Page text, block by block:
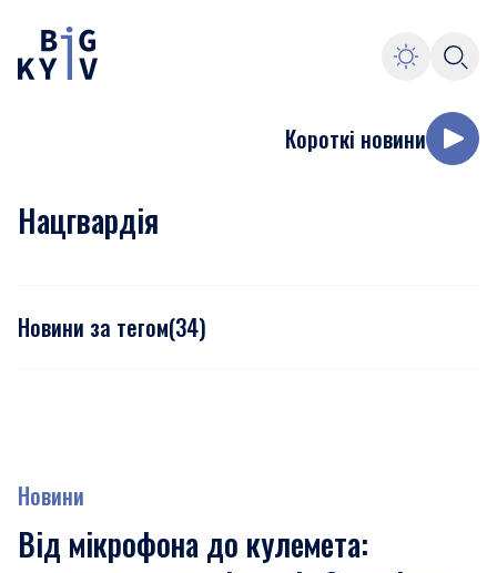
Короткі новини
Нацгвардія
Новини за тегом(34)
Новини
Від мікрофона до кулемета: